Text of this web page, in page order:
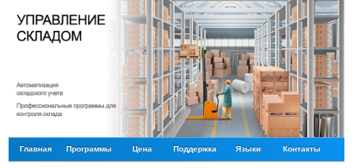
Главная Программы Цена Поддержка Языки Контакты